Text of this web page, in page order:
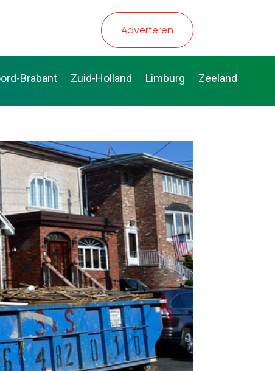
Adverteren
Brabant Zuid-Holland Limburg Zeeland